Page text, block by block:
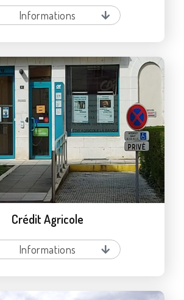
Informations
Crédit Agricole
Informations